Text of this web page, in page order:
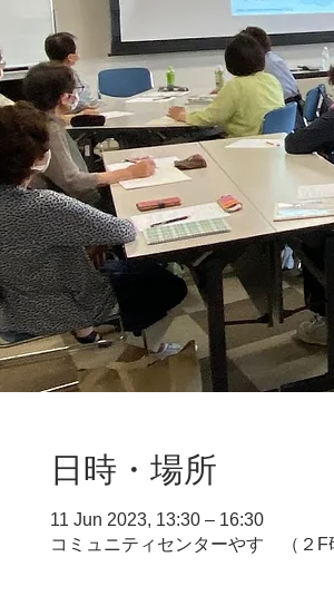
日時・場所
11 Jun 2023, 13:30 – 16:30
コミュニティセンターやす （２F